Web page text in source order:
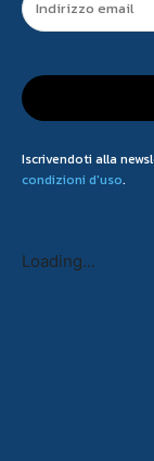
Iscrivendoti alla
condizioni d'uso.
Loading...